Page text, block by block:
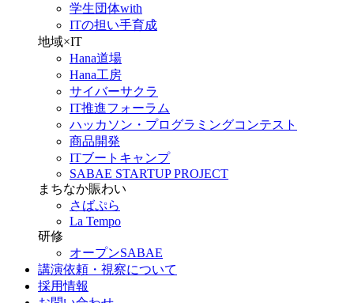
学生団体with
ITの担い手育成
地域×IT
Hana道場
Hana工房
サイバーサクラ
IT推進フォーラム
ハッカソン・プログラミングコンテスト
商品開発
ITブートキャンプ
SABAE STARTUP PROJECT
まちなか賑わい
さばぷら
La Tempo
研修
オープンSABAE
講演依頼・視察について
採用情報